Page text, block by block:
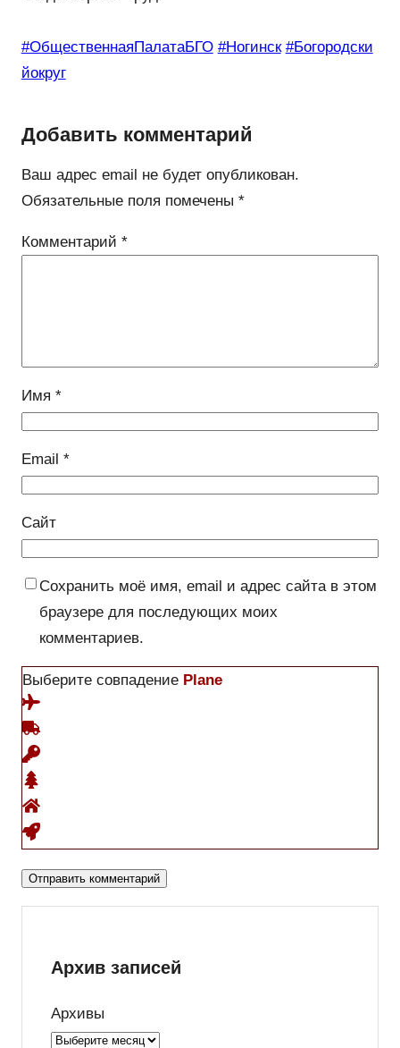
#ОбщественнаяПалатаБГО #Ногинск #Богородски
йокруг
Добавить комментарий
Ваш адрес email не будет опубликован.
Обязательные поля помечены *
Комментарий *
Имя *
Email *
Сайт
Сохранить моё имя, email и адрес сайта в этом
браузере для последующих моих
комментариев.
Выберите совпадение Plane
Архив записей
Архивы